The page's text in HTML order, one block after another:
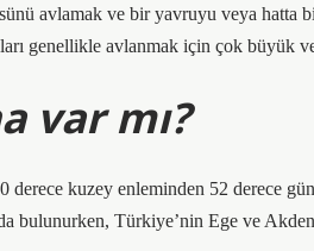
avlamak ve bir yavruyu veya
genellikle avlanmak için çok büyük ve
var mı?
kuzey enleminden 52 derece
bulunurken, Türkiye’nin Ege ve